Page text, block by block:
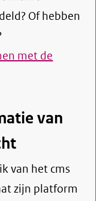
Of hebben
met de
van
van het cms
zijn platform